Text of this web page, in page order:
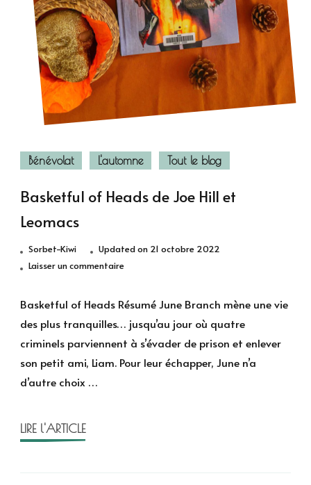
Bénévolat L'automne Tout le blog
Basketful of Heads de Joe Hill et
Leomacs
Sorbet-Kiwi Updated on 21 octobre 2022
Laisser un commentairesur
of
de
Joe
Hill
Basketful of Heads Résumé June Branch mène une vie
des plus tranquilles… jusqu’au jour où quatre
criminels parviennent à s’évader de prison et enlever
son petit ami, Liam. Pour leur échapper, June n’a
d’autre choix …
LIRE l'ARTICLE